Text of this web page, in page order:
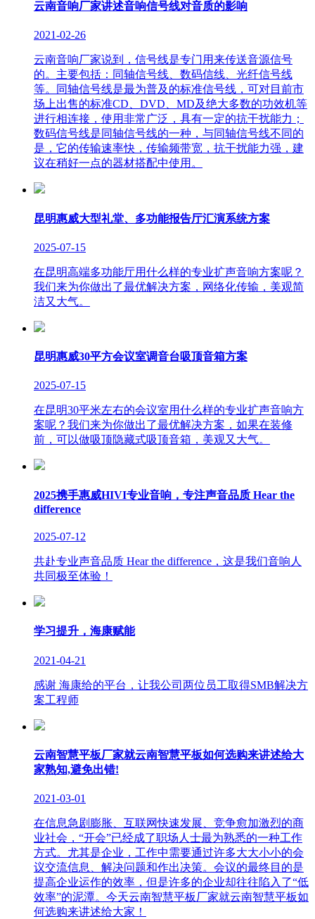
云南音响厂家讲述音响信号线对音质的影响
2021-02-26
云南音响厂家说到，信号线是专门用来传送音源信号
的。主要包括：同轴信号线、数码信线、光纤信号线
等。同轴信号线是最为普及的标准信号线，可对目前市
场上出售的标准CD、DVD、MD及绝大多数的功效机等
进行相连接，使用非常广泛，具有一定的抗干扰能力；
数码信号线是同轴信号线的一种，与同轴信号线不同的
是，它的传输速率快，传输频带宽，抗干扰能力强，建
议在稍好一点的器材搭配中使用。
昆明惠威大型礼堂、多功能报告厅汇演系统方案
2025-07-15
在昆明高端多功能厅用什么样的专业扩声音响方案呢？
我们来为你做出了最优解决方案，网络化传输，美观简
洁又大气。
昆明惠威30平方会议室调音台吸顶音箱方案
2025-07-15
在昆明30平米左右的会议室用什么样的专业扩声音响方
案呢？我们来为你做出了最优解决方案，如果在装修
前，可以做吸顶隐藏式吸顶音箱，美观又大气。
2025携手惠威HIVI专业音响，专注声音品质 Hear the
difference
2025-07-12
共赴专业声音品质 Hear the difference，这是我们音响人
共同极至体验！
学习提升，海康赋能
2021-04-21
感谢 海康给的平台，让我公司两位员工取得SMB解决方
案工程师
云南智慧平板厂家就云南智慧平板如何选购来讲述给大
家熟知,避免出错!
2021-03-01
在信息急剧膨胀、互联网快速发展、竞争愈加激烈的商
业社会，“开会”已经成了职场人士最为熟悉的一种工作
方式。尤其是企业，工作中需要通过许多大大小小的会
议交流信息、解决问题和作出决策。会议的最终目的是
提高企业运作的效率，但是许多的企业却往往陷入了“低
效率”的泥潭。今天云南智慧平板厂家就云南智慧平板如
何选购来讲述给大家！